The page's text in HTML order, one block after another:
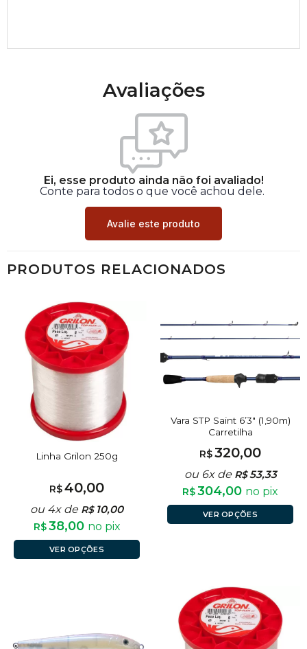
Avaliações
Ei, esse produto ainda não foi avaliado!
Conte para todos o que você achou dele.
Avalie este produto
PRODUTOS RELACIONADOS
Linha Grilon 250g
R$40,00
ou 4x de R$ 10,00
R$38,00 no pix
VER OPÇÕES
Vara STP Saint 6’3″ (1,90m)
Carretilha
R$320,00
ou 6x de R$53,33
R$304,00 no pix
VER OPÇÕES